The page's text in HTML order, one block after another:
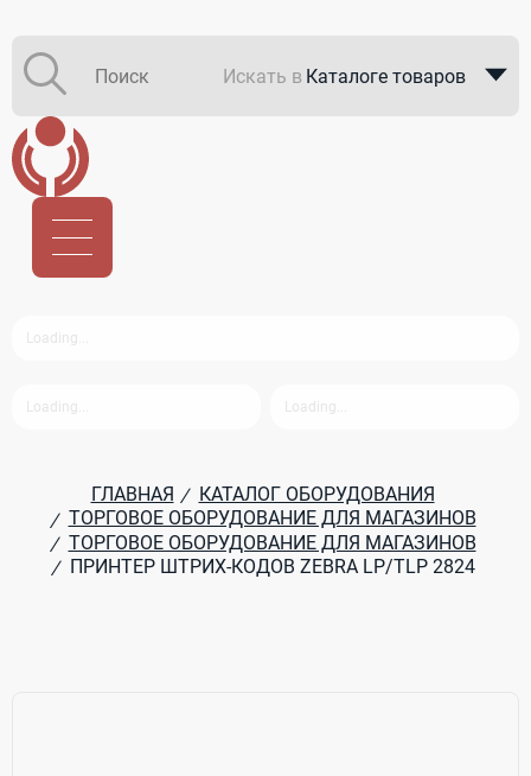
Искать в Каталоге товаров
ГЛАВНАЯ / КАТАЛОГ ОБОРУДОВАНИЯ
/ ТОРГОВОЕ ОБОРУДОВАНИЕ ДЛЯ МАГАЗИНОВ
/ ТОРГОВОЕ ОБОРУДОВАНИЕ ДЛЯ МАГАЗИНОВ
/ ПРИНТЕР ШТРИХ-КОДОВ ZEBRA LP/TLP 2824